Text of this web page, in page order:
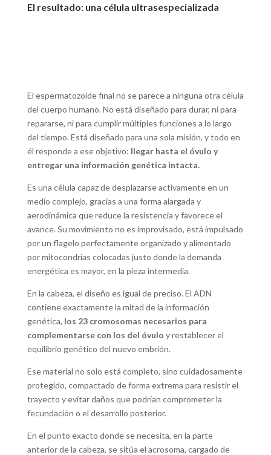
El resultado: una célula ultrasespecializada
El espermatozoide final no se parece a ninguna otra célula
del cuerpo humano. No está diseñado para durar, ni para
repararse, ni para cumplir múltiples funciones a lo largo
del tiempo. Está diseñado para una sola misión, y todo en
él responde a ese objetivo: llegar hasta el óvulo y
entregar una información genética intacta.
Es una célula capaz de desplazarse activamente en un
medio complejo, gracias a una forma alargada y
aerodinámica que reduce la resistencia y favorece el
avance. Su movimiento no es improvisado, está impulsado
por un flagelo perfectamente organizado y alimentado
por mitocondrias colocadas justo donde la demanda
energética es mayor, en la pieza intermedia.
En la cabeza, el diseño es igual de preciso. El ADN
contiene exactamente la mitad de la información
genética, los 23 cromosomas necesarios para
complementarse con los del óvulo y restablecer el
equilibrio genético del nuevo embrión.
Ese material no solo está completo, sino cuidadosamente
protegido, compactado de forma extrema para resistir el
trayecto y evitar daños que podrían comprometer la
fecundación o el desarrollo posterior.
En el punto exacto donde se necesita, en la parte
anterior de la cabeza, se sitúa el acrosoma, cargado de